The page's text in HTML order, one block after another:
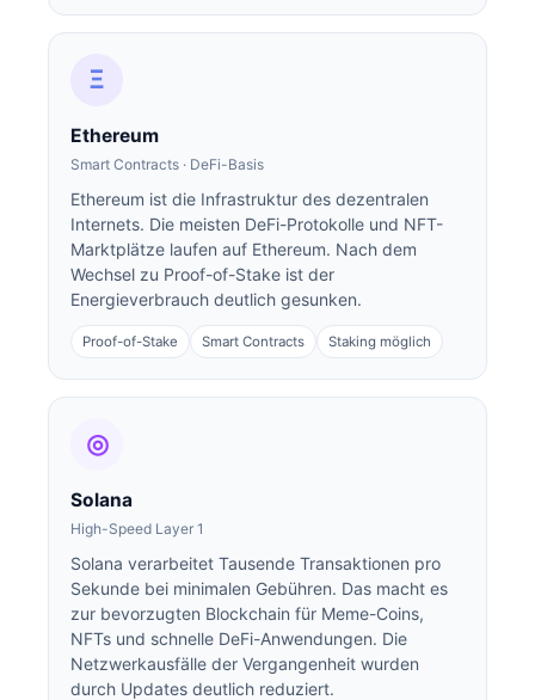
Ξ
Ethereum
Smart Contracts · DeFi-Basis
Ethereum ist die Infrastruktur des dezentralen
Internets. Die meisten DeFi-Protokolle und NFT-
Marktplätze laufen auf Ethereum. Nach dem
Wechsel zu Proof-of-Stake ist der
Energieverbrauch deutlich gesunken.
Proof-of-Stake Smart Contracts Staking möglich
◎
Solana
High-Speed Layer 1
Solana verarbeitet Tausende Transaktionen pro
Sekunde bei minimalen Gebühren. Das macht es
zur bevorzugten Blockchain für Meme-Coins,
NFTs und schnelle DeFi-Anwendungen. Die
Netzwerkausfälle der Vergangenheit wurden
durch Updates deutlich reduziert.